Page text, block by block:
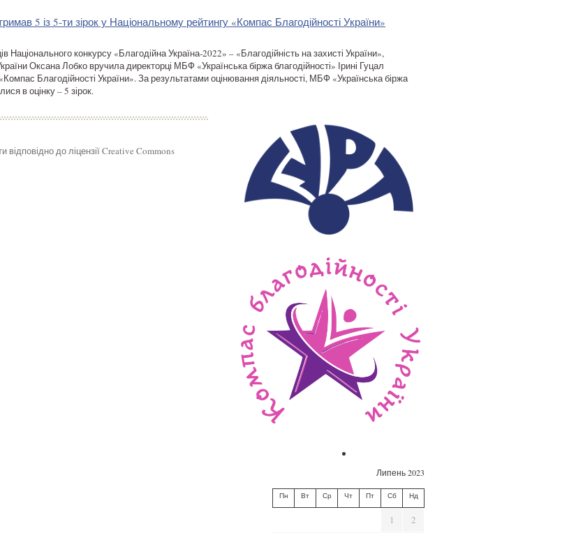
5 із 5-ти зірок у Національному рейтингу «Компас Благодійності України»
конкурсу «Благодійна Україна-2022» – «Благодійність на захисті України»,
Оксана Лобко вручила директорці МБФ «Українська біржа благодійності» Ірині Гуцал
Благодійності України». За результатами оцінювання діяльності, МБФ «Українська біржа
в оцінку – 5 зірок.
Липень 2023
Пн Вт Ср Чт Пт Сб Нд
1 2
до ліцензії Creative Commons